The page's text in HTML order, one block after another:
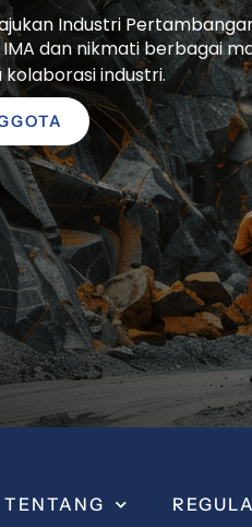
Industri
dan nikmati berbagai
industri.
TENTANG